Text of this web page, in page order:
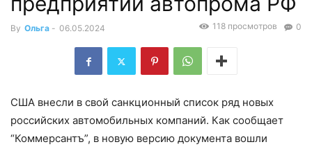
By Ольга - 06.05.2024 0
118 просмотров
США внесли в свой санкционный список ряд новых
российских автомобильных компаний. Как сообщает
“Коммерсантъ”, в новую версию документа вошли